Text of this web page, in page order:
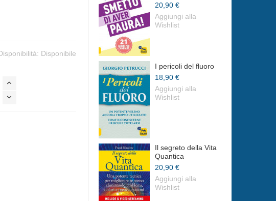
Disponibile
20,90 €
Aggiungi alla
Wishlist
I pericoli del fluoro
18,90 €
Aggiungi alla
Wishlist
Il segreto della Vita
Quantica
20,90 €
Aggiungi alla
Wishlist